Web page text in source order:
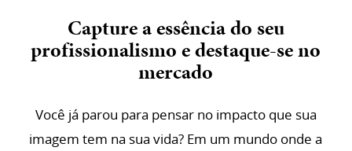
Capture a essência do seu
profissionalismo e destaque-se no
mercado
Você já parou para pensar no impacto que sua
imagem tem na sua vida? Em um mundo onde a